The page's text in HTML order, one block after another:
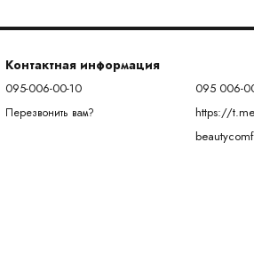
Контактная информация
095-006-00-10
Перезвонить вам?
095 006-
https://